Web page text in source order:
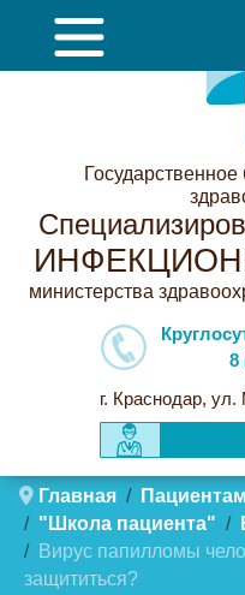
министерства
8
г. Краснодар,
Главная
Пациентам
"Школа пациента"
Вирус папилломы
защититься?